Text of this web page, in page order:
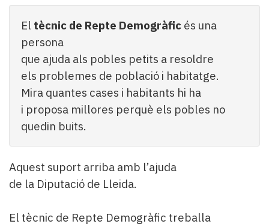
El tècnic de Repte Demogràfic és una
persona
que ajuda als pobles petits a resoldre
els problemes de població i habitatge.
Mira quantes cases i habitants hi ha
i proposa millores perquè els pobles no
quedin buits.
Aquest suport arriba amb l’ajuda
de la Diputació de Lleida.
El tècnic de Repte Demogràfic treballa